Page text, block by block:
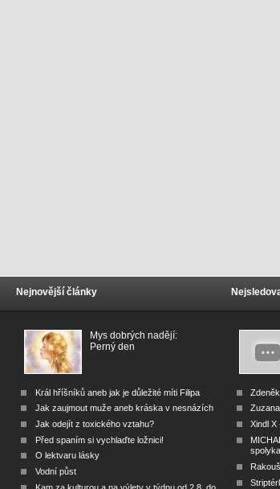
Nejnovější články
Mys dobrých nadějí:
Perný den
Král hříšníků aneb jak je důležité míti Filipa
Jak zaujmout muže aneb kráska v nesnázích
Jak odejít z toxického vztahu?
Před spaním si vychlaďte ložnici!
O lektvaru lásky
Vodní půst
Kam za kulturou a na výlety v týdnu od 2.8. do
Xindl